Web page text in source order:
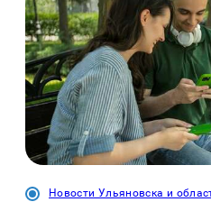
Новости Ульяновска и